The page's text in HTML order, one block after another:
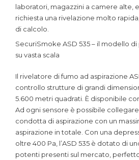
laboratori, magazzini a camere alte,
richiesta una rivelazione molto
di calcolo.
SecuriSmoke ASD 535 – il modello
su vasta scala
Il rivelatore di fumo ad aspirazione
controllo strutture di grandi
5.600 metri quadrati. È disponibile
Ad ogni sensore è possibile
condotta di aspirazione con un
aspirazione in totale. Con una
oltre 400 Pa, l’ASD 535 è dotato di
potenti presenti sul mercato,